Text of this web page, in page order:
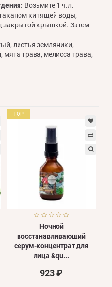
Возьмите 1 ч.л.
кипящей воды,
закрытой крышкой. Затем
листья земляники,
мята трава, мелисса трава,
TOP
Ночной
восстанавливающий
серум-концентрат для
лица &qu...
923 ₽